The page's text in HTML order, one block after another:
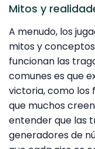
Mitos y
A menudo, los
mitos y
funcionan las
comunes es que
victoria, como
que muchos
entender que las
generadores de